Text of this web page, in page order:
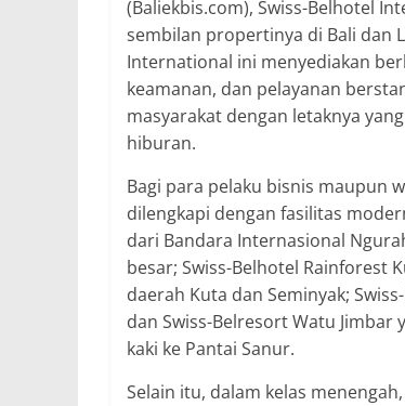
(Baliekbis.com), Swiss-Belhotel
sembilan propertinya di Bali dan
International ini menyediakan
keamanan, dan pelayanan
masyarakat dengan letaknya
hiburan.
Bagi para pelaku bisnis maupun
dilengkapi dengan fasilitas
dari Bandara Internasional
besar; Swiss-Belhotel Rainforest
daerah Kuta dan Seminyak;
dan Swiss-Belresort Watu
kaki ke Pantai Sanur.
Selain itu, dalam kelas